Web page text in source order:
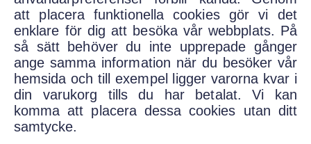
att placera funktionella cookies gör vi det
enklare för dig att besöka vår webbplats. På
så sätt behöver du inte upprepade gånger
ange samma information när du besöker vår
hemsida och till exempel ligger varorna kvar i
din varukorg tills du har betalat. Vi kan
komma att placera dessa cookies utan ditt
samtycke.